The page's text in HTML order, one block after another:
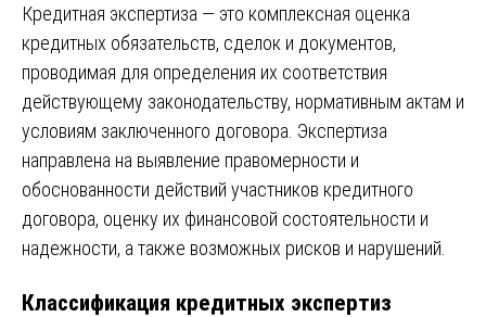
Кредитная экспертиза — это комплексная оценка
кредитных обязательств, сделок и документов,
проводимая для определения их соответствия
действующему законодательству, нормативным актам и
условиям заключенного договора. Экспертиза
направлена на выявление правомерности и
обоснованности действий участников кредитного
договора, оценку их финансовой состоятельности и
надежности, а также возможных рисков и нарушений.
Классификация кредитных экспертиз